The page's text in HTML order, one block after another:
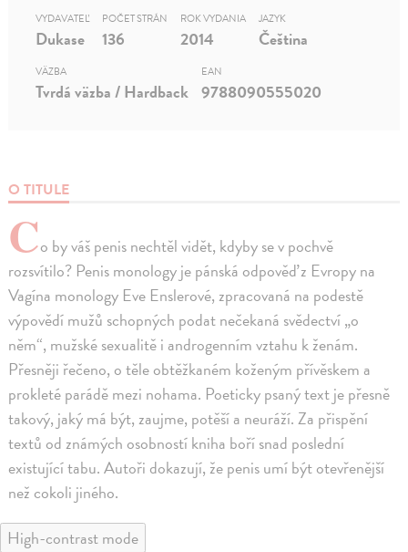
O TITULE
Co by váš penis nechtěl vidět, kdyby se v pochvě
rozsvítilo? Penis monology je pánská odpověď z Evropy na
Vagína monology Eve Enslerové, zpracovaná na podestě
výpovědí mužů schopných podat nečekaná svědectví „o
něm“, mužské sexualitě i androgenním vztahu k ženám.
Přesněji řečeno, o těle obtěžkaném koženým přívěskem a
prokleté parádě mezi nohama. Poeticky psaný text je přesně
takový, jaký má být, zaujme, potěší a neuráží. Za přispění
textů od známých osobností kniha boří snad poslední
existující tabu. Autoři dokazují, že penis umí být otevřenější
než cokoli jiného.
VYDAVATEĽ
Dukase
POČET STRÁN
136
ROK VYDANIA
2014
JAZYK
Čeština
VÄZBA
Tvrdá väzba / Hardback
EAN
9788090555020
High-contrast mode